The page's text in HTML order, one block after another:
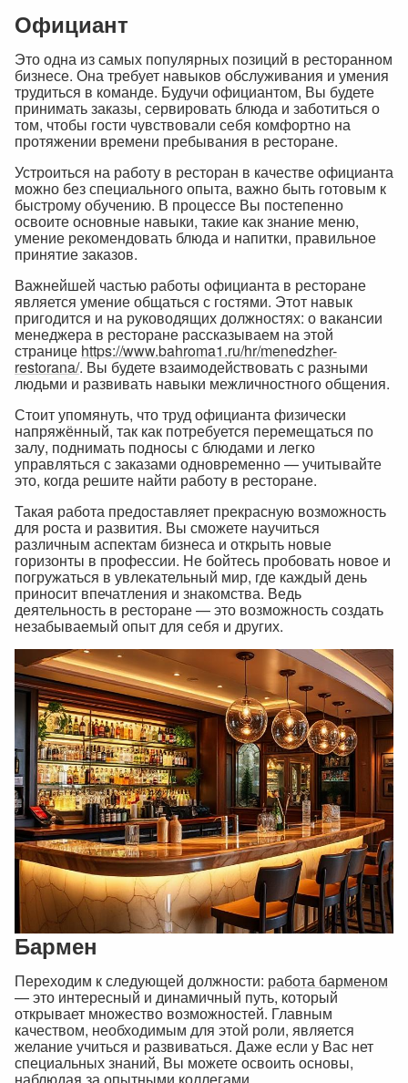
Официант
Это одна из самых популярных позиций в ресторанном
бизнесе. Она требует навыков обслуживания и умения
трудиться в команде. Будучи официантом, Вы будете
принимать заказы, сервировать блюда и заботиться о
том, чтобы гости чувствовали себя комфортно на
протяжении времени пребывания в ресторане.
Устроиться на работу в ресторан в качестве официанта
можно без специального опыта, важно быть готовым к
быстрому обучению. В процессе Вы постепенно
освоите основные навыки, такие как знание меню,
умение рекомендовать блюда и напитки, правильное
принятие заказов.
Важнейшей частью работы официанта в ресторане
является умение общаться с гостями. Этот навык
пригодится и на руководящих должностях: о вакансии
менеджера в ресторане рассказываем на этой
странице https://www.bahroma1.ru/hr/menedzher-
restorana/. Вы будете взаимодействовать с разными
людьми и развивать навыки межличностного общения.
Стоит упомянуть, что труд официанта физически
напряжённый, так как потребуется перемещаться по
залу, поднимать подносы с блюдами и легко
управляться с заказами одновременно — учитывайте
это, когда решите найти работу в ресторане.
Такая работа предоставляет прекрасную возможность
для роста и развития. Вы сможете научиться
различным аспектам бизнеса и открыть новые
горизонты в профессии. Не бойтесь пробовать новое и
погружаться в увлекательный мир, где каждый день
приносит впечатления и знакомства. Ведь
деятельность в ресторане — это возможность создать
незабываемый опыт для себя и других.
Бармен
Переходим к следующей должности: работа барменом
— это интересный и динамичный путь, который
открывает множество возможностей. Главным
качеством, необходимым для этой роли, является
желание учиться и развиваться. Даже если у Вас нет
специальных знаний, Вы можете освоить основы,
наблюдая за опытными коллегами.